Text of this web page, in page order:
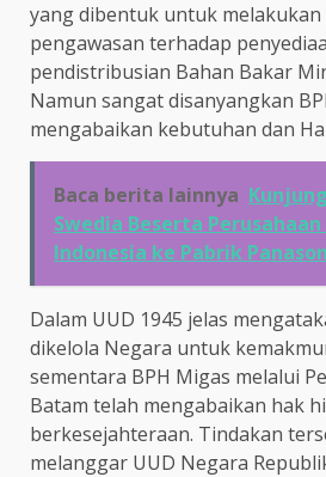
yang dibentuk untuk
pengawasan terhadap
pendistribusian Bahan Bakar
Namun sangat disanyangkan
mengabaikan kebutuhan dan
Baca berita lainnya
Swedia Beserta
Indonesia ke Pabrik
Dalam UUD 1945 jelas
dikelola Negara untuk
sementara BPH Migas melalui
Batam telah mengabaikan hak
berkesejahteraan. Tindakan
melanggar UUD Negara